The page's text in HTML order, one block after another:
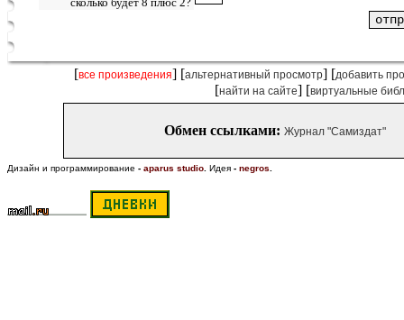
[все произведения] [альтернативный просмотр] [добавить
[найти на сайте] [виртуальные
Обмен ссылками: Журнал "Самиздат"
Дизайн и программирование - aparus studio Идея - negros